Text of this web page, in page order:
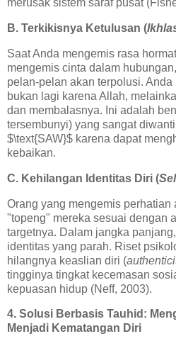
merusak sistem saraf pusat
B. Terkikisnya Ketulusan (
Saat Anda mengemis rasa
mengemis cinta dalam
pelan-pelan akan terpolusi.
bukan lagi karena Allah,
dan membalasnya. Ini adalah
tersembunyi) yang sangat
$\text{SAW}$ karena dapat
kebaikan.
C. Kehilangan Identitas Diri (
Orang yang mengemis perhatian
"topeng" mereka sesuai dengan
targetnya. Dalam jangka
identitas yang parah. Riset
hilangnya keaslian diri (
tingginya tingkat kecemasan
kepuasan hidup (Neff, 2003).
4. Solusi Berbasis Tauhid:
Menjadi Kematangan Diri